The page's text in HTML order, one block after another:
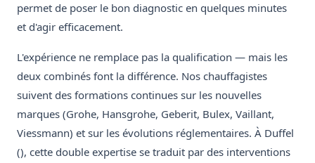
permet de poser le bon diagnostic en quelques minutes
et d'agir efficacement.
L'expérience ne remplace pas la qualification — mais les
deux combinés font la différence. Nos chauffagistes
suivent des formations continues sur les nouvelles
marques (Grohe, Hansgrohe, Geberit, Bulex, Vaillant,
Viessmann) et sur les évolutions réglementaires. À Duffel
(), cette double expertise se traduit par des interventions